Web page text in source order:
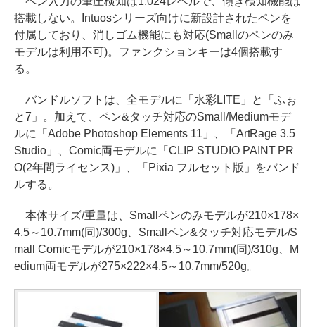
搭載しない。Intuosシリーズ向けに新設計されたペンを
付属しており、消しゴム機能にも対応(Smallのペンのみ
モデルは利用不可)。ファンクションキーは4個搭載す
る。
バンドルソフトは、全モデルに「水彩LITE」と「ふぉ
と7」。加えて、ペン&タッチ対応のSmall/Mediumモデ
ルに「Adobe Photoshop Elements 11」、「ArtRage 3.5
Studio」、Comic両モデルに「CLIP STUDIO PAINT PR
O(2年間ライセンス)」、「Pixia フルセット版」をバンド
ルする。
本体サイズ/重量は、Smallペンのみモデルが210×178×
4.5～10.7mm(同)/300g、Smallペン&タッチ対応モデル/S
mall Comicモデルが210×178×4.5～10.7mm(同)/310g、M
edium両モデルが275×222×4.5～10.7mm/520g。